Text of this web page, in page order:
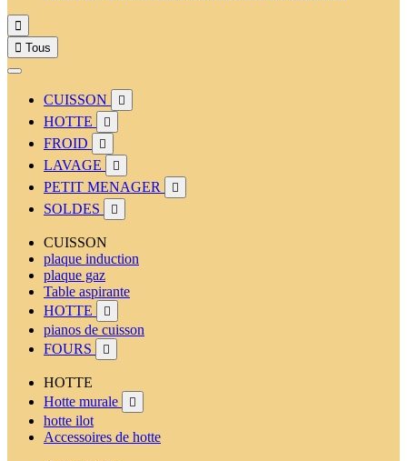

 Tous
CUISSON 
HOTTE 
FROID 
LAVAGE 
PETIT MENAGER 
SOLDES 
CUISSON
plaque induction
plaque gaz
Table aspirante
HOTTE

pianos de cuisson
FOURS

HOTTE
Hotte murale

hotte ilot
Accessoires de hotte